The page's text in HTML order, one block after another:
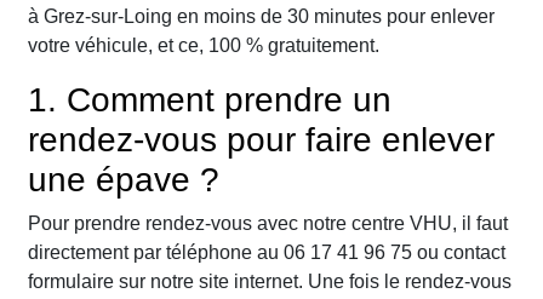
à Grez-sur-Loing en moins de 30 minutes pour enlever
votre véhicule, et ce, 100 % gratuitement.
1. Comment prendre un
rendez-vous pour faire enlever
une épave ?
Pour prendre rendez-vous avec notre centre VHU, il faut
directement par téléphone au 06 17 41 96 75 ou contact
formulaire sur notre site internet. Une fois le rendez-vous